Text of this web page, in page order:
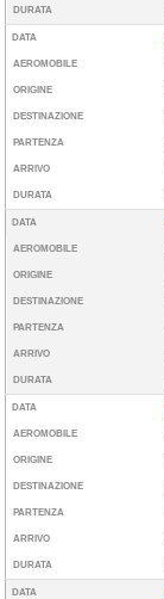
DURATA
DATA
AEROMOBILE
ORIGINE
DESTINAZIONE
PARTENZA
ARRIVO
DURATA
DATA
AEROMOBILE
ORIGINE
DESTINAZIONE
PARTENZA
ARRIVO
DURATA
DATA
AEROMOBILE
ORIGINE
DESTINAZIONE
PARTENZA
ARRIVO
DURATA
DATA